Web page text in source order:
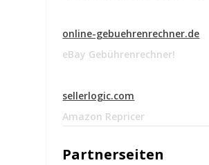
online-gebuehrenrechner.de
eBay Gebührenrechner!
sellerlogic.com
Amazon Repricer
Partnerseiten